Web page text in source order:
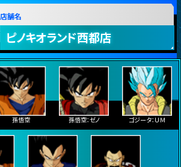
店舗名
ピノキオランド西都店
孫悟空 孫悟空：ゼノ ゴジータ：ＵＭ